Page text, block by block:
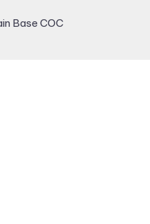
Base COC